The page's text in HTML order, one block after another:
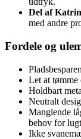
Del af
med andre
Fordele og
Let at
Holdbart
Neutralt
Manglende
behov for
Ikke